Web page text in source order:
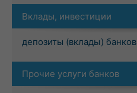
Вклады, инвестиции
депозиты (вклады) банков
Прочие услуги банков